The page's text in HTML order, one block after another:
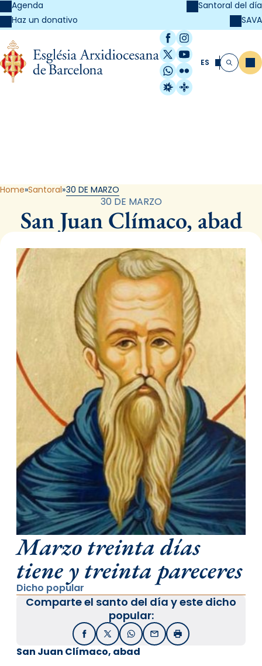
Agenda
Haz un donativo
Santoral del día
SAVA
Facebook
Instagram
X / Twitter
YouTube
WhatsApp
Flickr
Radio Estel
Catalunya
ES Buscar
Home Santoral 30 DE MARZO
30 DE MARZO
San Juan Clímaco, abad
Marzo treinta días
tiene y treinta pareceres
Dicho popular
Comparte el santo del día y este dicho
popular:
FacebookX / TwitterWhatsApp
EmailImprimir
San Juan Clímaco, abad